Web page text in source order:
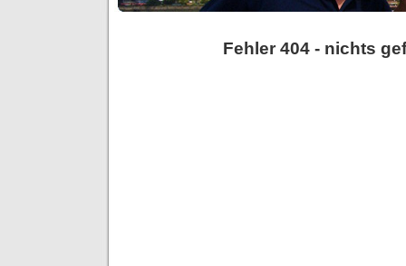
Fehler 404 - nichts